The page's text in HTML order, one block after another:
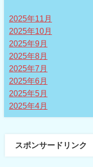
2025年11月
2025年10月
2025年9月
2025年8月
2025年7月
2025年6月
2025年5月
2025年4月
スポンサードリンク